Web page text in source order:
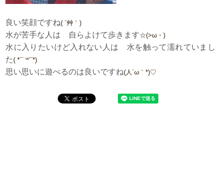
良い笑顔ですね( ´艸｀)
水が苦手な人は 自らよけて歩きます☆(>ω・)
水に入りたいけど入れない人は 水を触って濡れていまし
た( *¯ ꒳¯*)
思い思いに遊べるのは良いですね(人´ω｀*)♡